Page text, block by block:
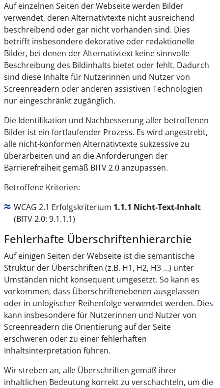
Auf einzelnen Seiten der Webseite werden Bilder
verwendet, deren Alternativtexte nicht ausreichend
beschreibend oder gar nicht vorhanden sind. Dies
betrifft insbesondere dekorative oder redaktionelle
Bilder, bei denen der Alternativtext keine sinnvolle
Beschreibung des Bildinhalts bietet oder fehlt. Dadurch
sind diese Inhalte für Nutzerinnen und Nutzer von
Screenreadern oder anderen assistiven Technologien
nur eingeschränkt zugänglich.
Die Identifikation und Nachbesserung aller betroffenen
Bilder ist ein fortlaufender Prozess. Es wird angestrebt,
alle nicht-konformen Alternativtexte sukzessive zu
überarbeiten und an die Anforderungen der
Barrierefreiheit gemäß BITV 2.0 anzupassen.
Betroffene Kriterien:
WCAG 2.1 Erfolgskriterium 1.1.1 Nicht-Text-Inhalt
(BITV 2.0: 9.1.1.1)
Fehlerhafte Überschriftenhierarchie
Auf einigen Seiten der Webseite ist die semantische
Struktur der Überschriften (z.B. H1, H2, H3 …) unter
Umständen nicht konsequent umgesetzt. So kann es
vorkommen, dass Überschriftenebenen ausgelassen
oder in unlogischer Reihenfolge verwendet werden. Dies
kann insbesondere für Nutzerinnen und Nutzer von
Screenreadern die Orientierung auf der Seite
erschweren oder zu einer fehlerhaften
Inhaltsinterpretation führen.
Wir streben an, alle Überschriften gemäß ihrer
inhaltlichen Bedeutung korrekt zu verschachteln, um die